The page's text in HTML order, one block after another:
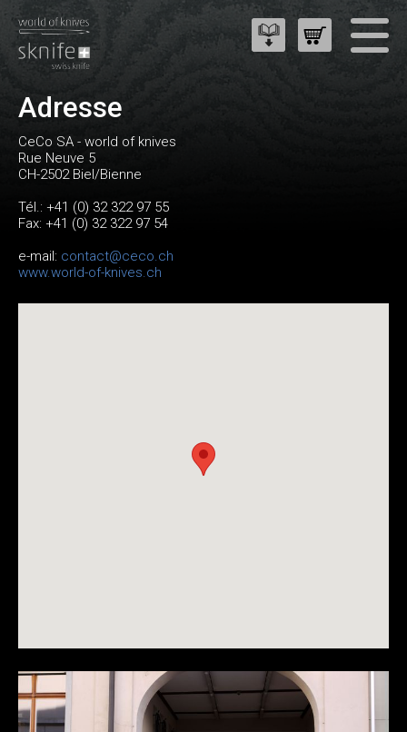
Adresse
CeCo SA - world of knives
Rue Neuve 5
CH-2502 Biel/Bienne
Tél.: +41 (0) 32 322 97 55
Fax: +41 (0) 32 322 97 54
e-mail: contact@ceco.ch
www.world-of-knives.ch